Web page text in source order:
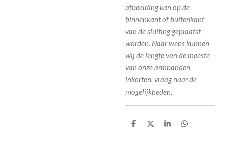
afbeelding kan op de
binnenkant of buitenkant
van de sluiting geplaatst
worden. Naar wens kunnen
wij de lengte van de meeste
van onze armbanden
inkorten, vraag naar de
mogelijkheden.
D
D
S
D